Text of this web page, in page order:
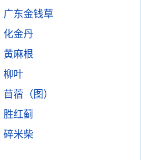
广东金钱草
化金丹
黄麻根
柳叶
苜蓿（图）
胜红蓟
碎米柴